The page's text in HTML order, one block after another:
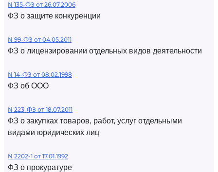
N 135-ФЗ от 26.07.2006
ФЗ о защите конкуренции
N 99-ФЗ от 04.05.2011
ФЗ о лицензировании отдельных видов деятельности
N 14-ФЗ от 08.02.1998
ФЗ об ООО
N 223-ФЗ от 18.07.2011
ФЗ о закупках товаров, работ, услуг отдельными
видами юридических лиц
N 2202-1 от 17.01.1992
ФЗ о прокуратуре